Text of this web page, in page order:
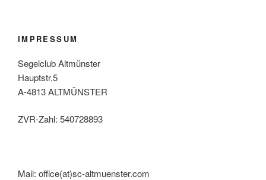
IMPRESSUM
Segelclub Altmünster
Hauptstr.5
A-4813 ALTMÜNSTER
ZVR-Zahl: 540728893
Mail: office(at)sc-altmuenster.com